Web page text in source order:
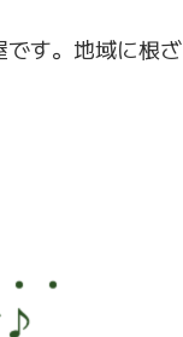
です。地域に根ざ